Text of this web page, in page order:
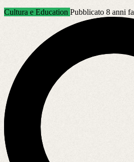
Cultura e Education Pubblicato 8 anni fa